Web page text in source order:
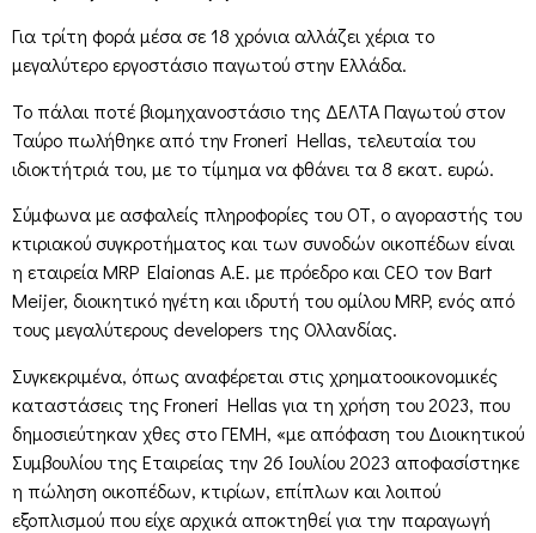
Για τρίτη φορά μέσα σε 18 χρόνια αλλάζει χέρια το
μεγαλύτερο εργοστάσιο παγωτού στην Ελλάδα.
Το πάλαι ποτέ βιομηχανοστάσιο της ΔΕΛΤΑ Παγωτού στον
Ταύρο πωλήθηκε από την Froneri Hellas, τελευταία του
ιδιοκτήτριά του, με το τίμημα να φθάνει τα 8 εκατ. ευρώ.
Σύμφωνα με ασφαλείς πληροφορίες του ΟΤ, ο αγοραστής του
κτιριακού συγκροτήματος και των συνοδών οικοπέδων είναι
η εταιρεία MRP Elaionas Α.Ε. με πρόεδρο και CEO τον Bart
Meijer, διοικητικό ηγέτη και ιδρυτή του ομίλου MRP, ενός από
τους μεγαλύτερους developers της Ολλανδίας.
Συγκεκριμένα, όπως αναφέρεται στις χρηματοοικονομικές
καταστάσεις της Froneri Hellas για τη χρήση του 2023, που
δημοσιεύτηκαν χθες στο ΓΕΜΗ, «με απόφαση του Διοικητικού
Συμβουλίου της Εταιρείας την 26 Ιουλίου 2023 αποφασίστηκε
η πώληση οικοπέδων, κτιρίων, επίπλων και λοιπού
εξοπλισμού που είχε αρχικά αποκτηθεί για την παραγωγή